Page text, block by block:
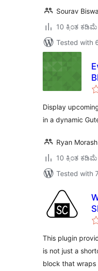
Sourav
10 ಕ್ಕಿಂತ ಕಡಿಮೆ
Tested with
Display
in a dynamic
Ryan Morash
10 ಕ್ಕಿಂತ ಕಡಿಮೆ
Tested with
This plugin
is not just a
block that wraps